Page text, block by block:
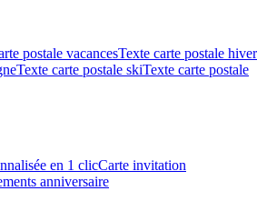
postale vacancesTexte carte postale hiver
Texte carte postale skiTexte carte postale
en 1 clicCarte invitation
anniversaire